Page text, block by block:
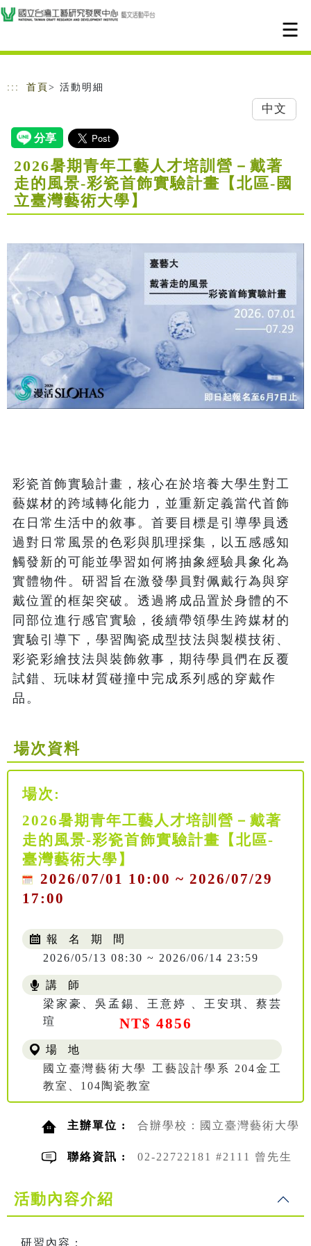
跳到主要內容
網站導覽
::: 首頁 > 活動明細
中文
2026暑期青年工藝人才培訓營－戴著
走的風景-彩瓷首飾實驗計畫【北區-國
立臺灣藝術大學】
彩瓷首飾實驗計畫，核心在於培養大學生對工
藝媒材的跨域轉化能力，並重新定義當代首飾
在日常生活中的敘事。首要目標是引導學員透
過對日常風景的色彩與肌理採集，以五感感知
觸發新的可能並學習如何將抽象經驗具象化為
實體物件。研習旨在激發學員對佩戴行為與穿
戴位置的框架突破。透過將成品置於身體的不
同部位進行感官實驗，後續帶領學生跨媒材的
實驗引導下，學習陶瓷成型技法與製模技術、
彩瓷彩繪技法與裝飾敘事，期待學員們在反覆
試錯、玩味材質碰撞中完成系列感的穿戴作
品。
場次資料
場次:
2026暑期青年工藝人才培訓營－戴著
走的風景-彩瓷首飾實驗計畫【北區-
臺灣藝術大學】
2026/07/01 10:00 ~ 2026/07/29
17:00
NT$ 4856
報 名 期 間
2026/05/13 08:30 ~ 2026/06/14 23:59
講 師
梁家豪、吳孟錫、王意婷 、王安琪、蔡芸
瑄
場 地
國立臺灣藝術大學 工藝設計學系 204金工
教室、104陶瓷教室
主辦單位 : 合辦學校：國立臺灣藝術大學
聯絡資訊 : 02-22722181 #2111 曾先生
活動內容介紹
研習內容：